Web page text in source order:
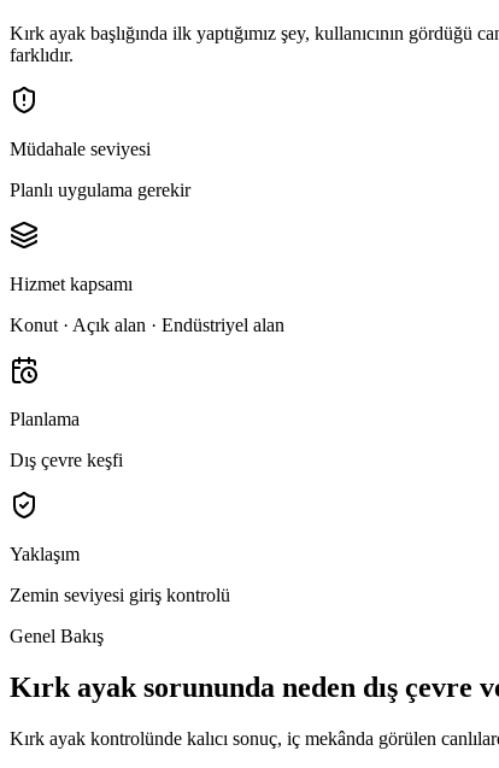
Kırk ayak başlığında ilk yaptığımız şey, kullanıcının gördüğü
farklıdır.
Müdahale seviyesi
Planlı uygulama gerekir
Hizmet kapsamı
Konut · Açık alan · Endüstriyel alan
Planlama
Dış çevre keşfi
Yaklaşım
Zemin seviyesi giriş kontrolü
Genel Bakış
Kırk ayak sorununda neden dış çevre
Kırk ayak kontrolünde kalıcı sonuç, iç mekânda görülen